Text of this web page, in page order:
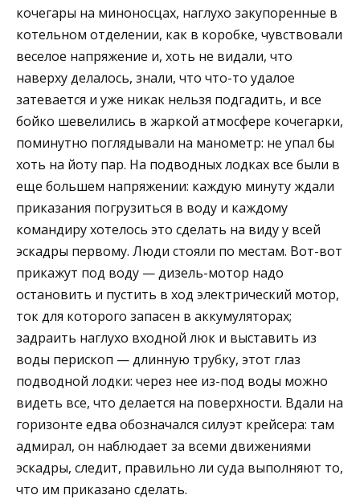
кочегары на миноносцах, наглухо закупоренные в
котельном отделении, как в коробке, чувствовали
веселое напряжение и, хоть не видали, что
наверху делалось, знали, что что-то удалое
затевается и уже никак нельзя подгадить, и все
бойко шевелились в жаркой атмосфере кочегарки,
поминутно поглядывали на манометр: не упал бы
хоть на йоту пар. На подводных лодках все были в
еще большем напряжении: каждую минуту ждали
приказания погрузиться в воду и каждому
командиру хотелось это сделать на виду у всей
эскадры первому. Люди стояли по местам. Вот-вот
прикажут под воду — дизель-мотор надо
остановить и пустить в ход электрический мотор,
ток для которого запасен в аккумуляторах;
задраить наглухо входной люк и выставить из
воды перископ — длинную трубку, этот глаз
подводной лодки: через нее из-под воды можно
видеть все, что делается на поверхности. Вдали на
горизонте едва обозначался силуэт крейсера: там
адмирал, он наблюдает за всеми движениями
эскадры, следит, правильно ли суда выполняют то,
что им приказано сделать.